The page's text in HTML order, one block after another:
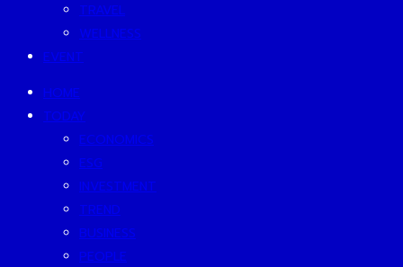
TRAVEL
WELLNESS
EVENT
HOME
TODAY
ECONOMICS
ESG
INVESTMENT
TREND
BUSINESS
PEOPLE